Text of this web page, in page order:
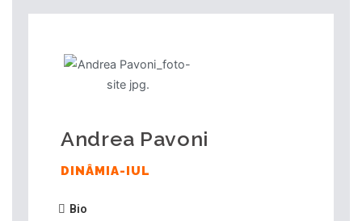
Andrea Pavoni
DINÂMIA-IUL
Bio